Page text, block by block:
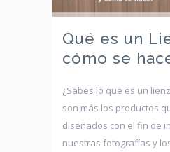
Qué es un
cómo se
¿Sabes lo que es un
son más los productos
diseñados con el fin de
nuestras fotografías y